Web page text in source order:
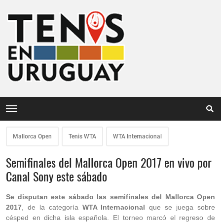
Mallorca Open Tenis WTA WTA Internacional
Semifinales del Mallorca Open 2017 en vivo por
Canal Sony este sábado
Se disputan este sábado las semifinales del Mallorca Open
2017 , de la categoría WTA Internacional que se juega sobre
césped en dicha isla española. El torneo marcó el regreso de